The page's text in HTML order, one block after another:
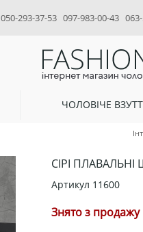
050-293-37-53 097-983-00-43
ЧОЛОВІЧЕ
СІРІ ПЛАВАЛЬНІ
Артикул 11600
Знято з